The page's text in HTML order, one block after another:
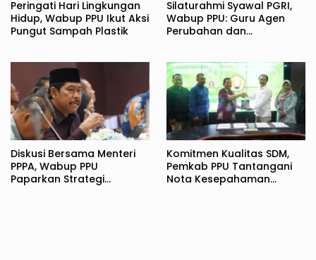
Peringati Hari Lingkungan
Hidup, Wabup PPU Ikut Aksi
Pungut Sampah Plastik
Silaturahmi Syawal PGRI,
Wabup PPU: Guru Agen
Perubahan dan
Diskusi Bersama Menteri
PPPA, Wabup PPU
Paparkan Strategi
Komitmen Kualitas SDM,
Pemkab PPU Tantangani
Nota Kesepahaman